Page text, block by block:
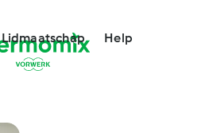
Lidmaatschap Help